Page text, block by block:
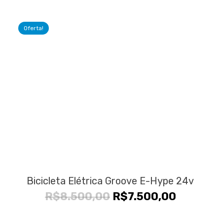
Oferta!
Bicicleta Elétrica Groove E-Hype 24v
R$8.500,00 O
R$7.500,00O